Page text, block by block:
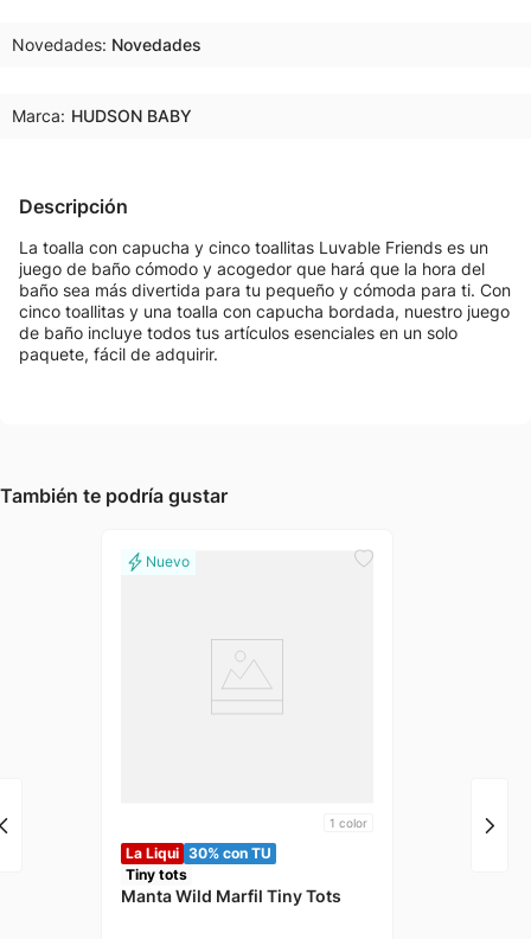
Novedades Novedades
Marca: HUDSON BABY
Descripción
La toalla con capucha y cinco toallitas Luvable Friends es un
juego de baño cómodo y acogedor que hará que la hora del
baño sea más divertida para tu pequeño y cómoda para ti. Con
cinco toallitas y una toalla con capucha bordada, nuestro juego
de baño incluye todos tus artículos esenciales en un solo
paquete, fácil de adquirir.
También te podría gustar
1 color
La Liqui 30% con TU
Tiny tots
Manta Wild Marfil Tiny Tots